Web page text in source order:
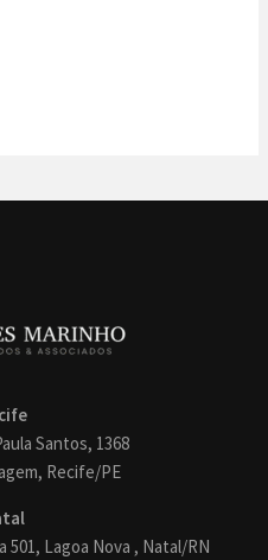
Santos, 1368
Recife/PE
501, Lagoa Nova , Natal/RN